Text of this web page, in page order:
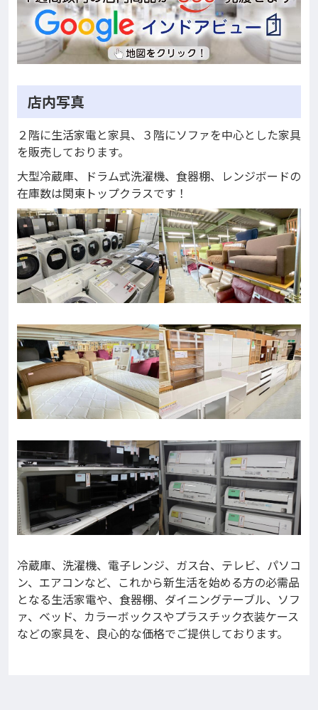
店内写真
２階に生活家電と家具、３階にソファを中心とした家具
を販売しております。
大型冷蔵庫、ドラム式洗濯機、食器棚、レンジボードの
在庫数は関東トップクラスです！
冷蔵庫、洗濯機、電子レンジ、ガス台、テレビ、パソコ
ン、エアコンなど、これから新生活を始める方の必需品
となる生活家電や、食器棚、ダイニングテーブル、ソフ
ァ、ベッド、カラーボックスやプラスチック衣装ケース
などの家具を、良心的な価格でご提供しております。